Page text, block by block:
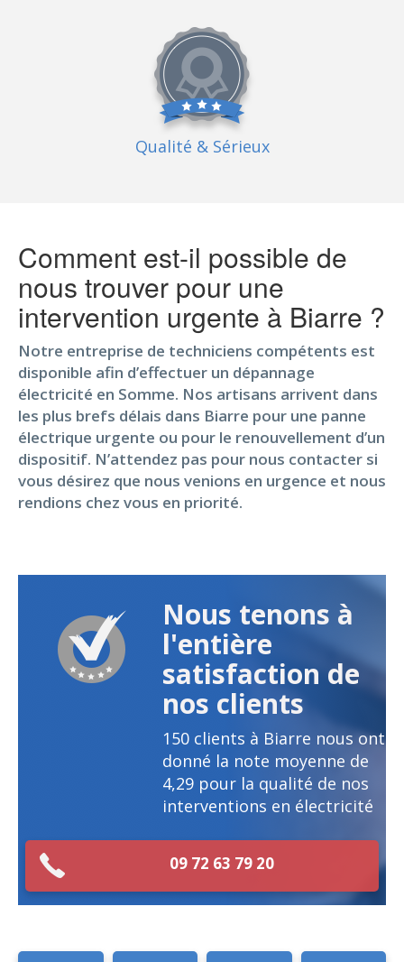
Qualité & Sérieux
Comment est-il possible de
nous trouver pour une
intervention urgente à Biarre ?
Notre entreprise de techniciens compétents est
disponible afin d’effectuer un dépannage
électricité en Somme. Nos artisans arrivent dans
les plus brefs délais dans Biarre pour une panne
électrique urgente ou pour le renouvellement d’un
dispositif. N’attendez pas pour nous contacter si
vous désirez que nous venions en urgence et nous
rendions chez vous en priorité.
Nous tenons à
l'entière
satisfaction de
nos clients
150 clients à Biarre nous ont
donné la note moyenne de
4,29 pour la qualité de nos
interventions en électricité
09 72 63 79 20